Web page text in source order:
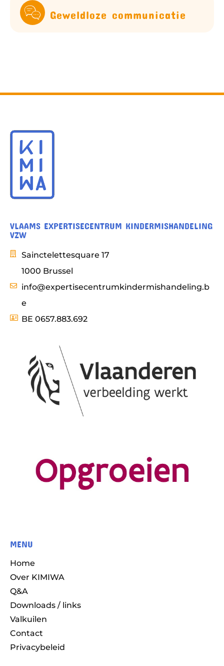
Geweldloze communicatie
VLAAMS EXPERTISECENTRUM KINDERMISHANDELING
VZW
Sainctelettesquare 17
1000 Brussel
info@expertisecentrumkindermishandeling.b
e
BE 0657.883.692
MENU
Home
Over KIMIWA
Q&A
Downloads / links
Valkuilen
Contact
Privacybeleid